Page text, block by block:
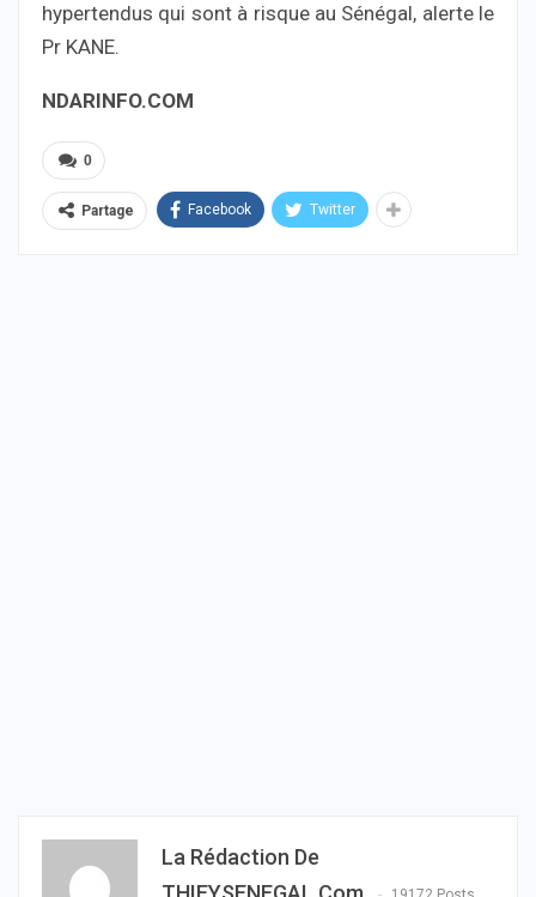
hypertendus qui sont à risque au Sénégal, alerte le
Pr KANE.
NDARINFO.COM
0
Partage Facebook Twitter
La Rédaction De